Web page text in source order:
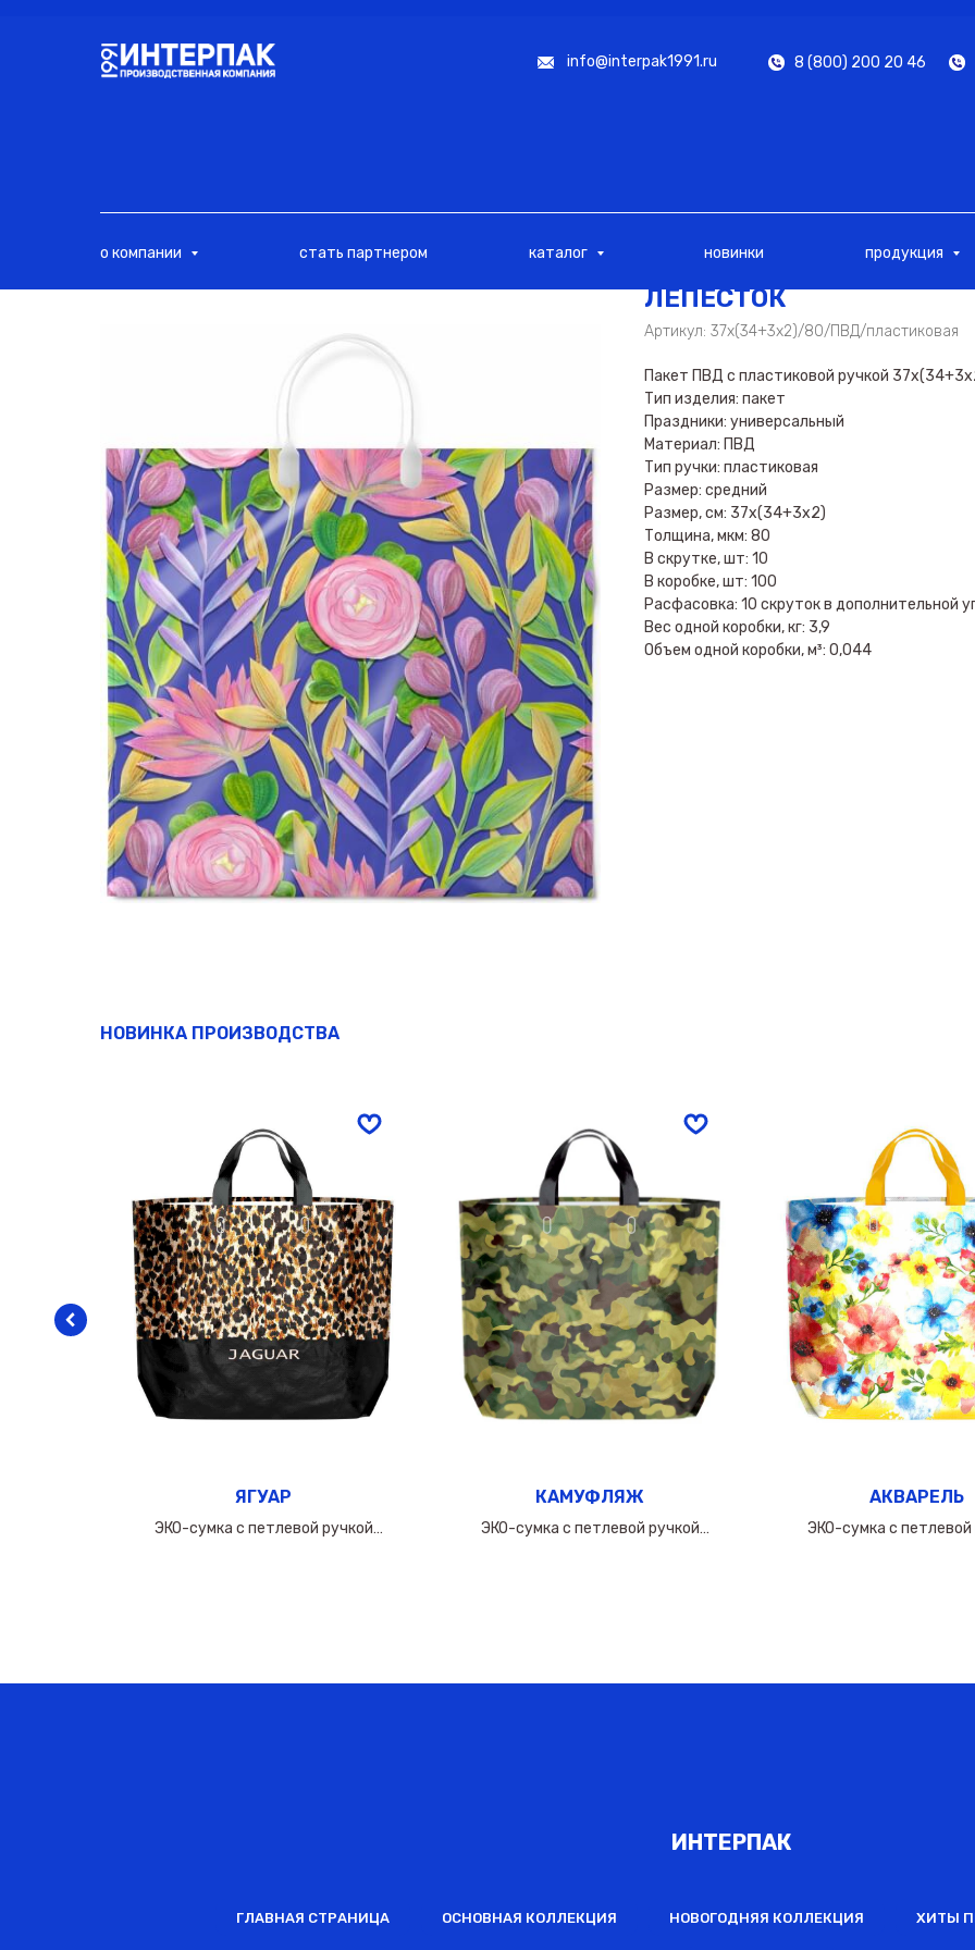
info@interpak1991.ru 8 (800) 200 20 46
о компании стать партнером каталог новинки продукция
ЛЕПЕСТОК
Артикул: 37х(34+3х2)/80/ПВД/пластиковая
Пакет ПВД с пластиковой ручкой
Тип изделия: пакет
Праздники: универсальный
Материал: ПВД
Тип ручки: пластиковая
Размер: средний
Размер, см: 37х(34+3х2)
Толщина, мкм: 80
В скрутке, шт: 10
В коробке, шт: 100
Расфасовка: 10 скруток в дополнительной
Вес одной коробки, кг: 3,9
Объем одной коробки, м³: 0,044
НОВИНКА ПРОИЗВОДСТВА
ЯГУАР
ЭКО-сумка с петлевой ручкой
КАМУФЛЯЖ
ЭКО-сумка с петлевой ручкой
АКВАРЕЛЬ
ЭКО-сумка с петлевой
ИНТЕРПАК
ГЛАВНАЯ СТРАНИЦА ОСНОВНАЯ КОЛЛЕКЦИЯ НОВОГОДНЯЯ КОЛЛЕКЦИЯ ХИТЫ